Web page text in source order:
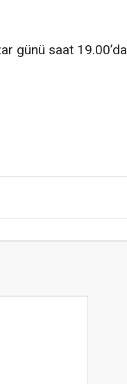
günü saat 19.00’da